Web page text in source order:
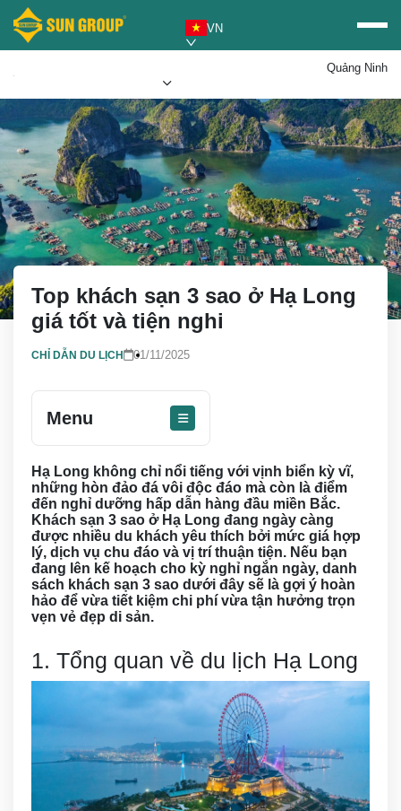
VN
Quảng Ninh
Mua vé Sun PhuQuoc
Airways
Ưu đãi Sun World
Top khách sạn 3 sao ở Hạ Long
giá tốt và tiện nghi
CHỈ DẪN DU LỊCH 01/11/2025
Menu
Hạ Long không chỉ nổi tiếng với vịnh biển kỳ vĩ,
những hòn đảo đá vôi độc đáo mà còn là điểm
đến nghỉ dưỡng hấp dẫn hàng đầu miền Bắc.
Khách sạn 3 sao ở Hạ Long đang ngày càng
được nhiều du khách yêu thích bởi mức giá hợp
lý, dịch vụ chu đáo và vị trí thuận tiện. Nếu bạn
đang lên kế hoạch cho kỳ nghỉ ngắn ngày, danh
sách khách sạn 3 sao dưới đây sẽ là gợi ý hoàn
hảo để vừa tiết kiệm chi phí vừa tận hưởng trọn
vẹn vẻ đẹp di sản.
1. Tổng quan về du lịch Hạ Long